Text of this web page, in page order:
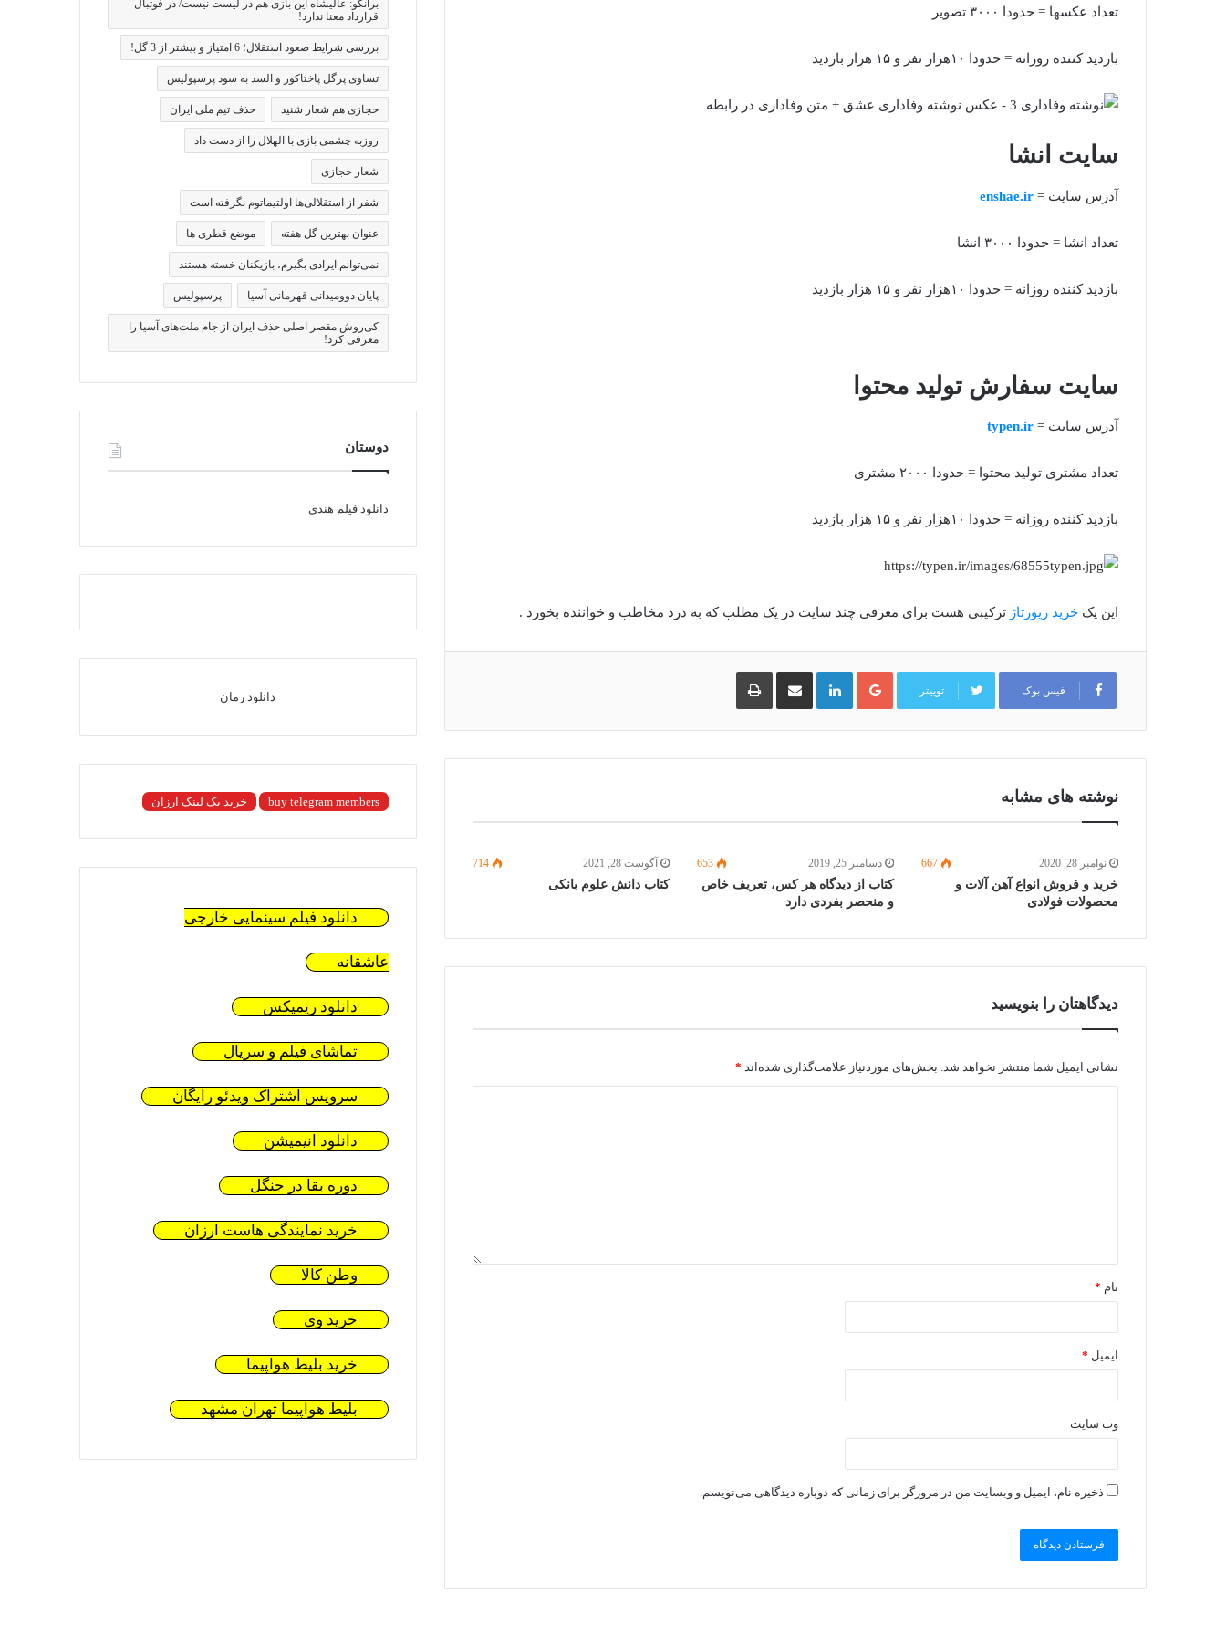
تعداد عکسها = حدودا ۳۰۰۰ تصویر
بازدید کننده روزانه = حدودا ۱۰هزار نفر و ۱۵ هزار بازدید
سایت انشا
آدرس سایت = enshae.ir
تعداد انشا = حدودا ۳۰۰۰ انشا
بازدید کننده روزانه = حدودا ۱۰هزار نفر و ۱۵ هزار بازدید
سایت سفارش تولید محتوا
آدرس سایت = typen.ir
تعداد مشتری تولید محتوا = حدودا ۲۰۰۰ مشتری
بازدید کننده روزانه = حدودا ۱۰هزار نفر و ۱۵ هزار بازدید
این یک خرید رپورتاژ ترکیبی هست برای معرفی چند سایت در یک مطلب که به درد مخاطب و خواننده بخورد .
فیس بوک توییتر
گوگل
پلاس
لینکدین اشتراک
گذاری
ایمیل
چاپ
نوشته های مشابه
نوامبر 28, 2020 667
خرید و فروش انواع آهن آلات و
محصولات فولادی
دسامبر 25, 2019 653
کتاب از دیدگاه هر کس، تعریف خاص
و منحصر بفردی دارد
آگوست 28, 2021 714
کتاب دانش علوم بانکی
دیدگاهتان را بنویسید
نشانی ایمیل شما منتشر نخواهد شد. بخش‌های موردنیاز علامت‌گذاری شده‌اند *
نام *
ایمیل *
وب‌ سایت
ذخیره نام، ایمیل و وبسایت من در مرورگر برای زمانی که دوباره دیدگاهی می‌نویسم.
برانکو: عالیشاه این بازی هم در لیست نیست/ در فوتبال
قرارداد معنا ندارد!
بررسی شرایط صعود استقلال؛ 6 امتیاز و بیشتر از 3 گل!
تساوی پرگل پاختاکور و السد به سود پرسپولیس
حجازی هم شعار شنید حذف تیم ملی ایران
روزبه چشمی بازی با الهلال را از دست داد
شعار حجازی
شفر از استقلالی‌ها اولتیماتوم نگرفته است
عنوان بهترین گل هفته موضع قطری ها
نمی‌توانم ایرادی بگیرم، بازیکنان خسته هستند
پایان دوومیدانی قهرمانی آسیا پرسپولیس
کی‌روش مقصر اصلی حذف ایران از جام ملت‌های آسیا را
معرفی کرد!
دوستان
دانلود فیلم هندی
دانلود رمان
buy telegram members خرید بک لینک ارزان
دانلود فیلم سینمایی خارجی
عاشقانه
دانلود ریمیکس
تماشای فیلم و سریال
سرویس اشتراک ویدئو رایگان
دانلود انیمیشن
دوره بقا در جنگل
خرید نمایندگی هاست ارزان
وطن کالا
خرید وی
خرید بلیط هواپیما
بلیط هواپیما تهران مشهد